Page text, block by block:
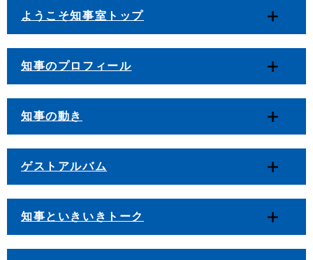
ようこそ知事室トップ
知事のプロフィール
知事の動き
ゲストアルバム
知事といきいきトーク